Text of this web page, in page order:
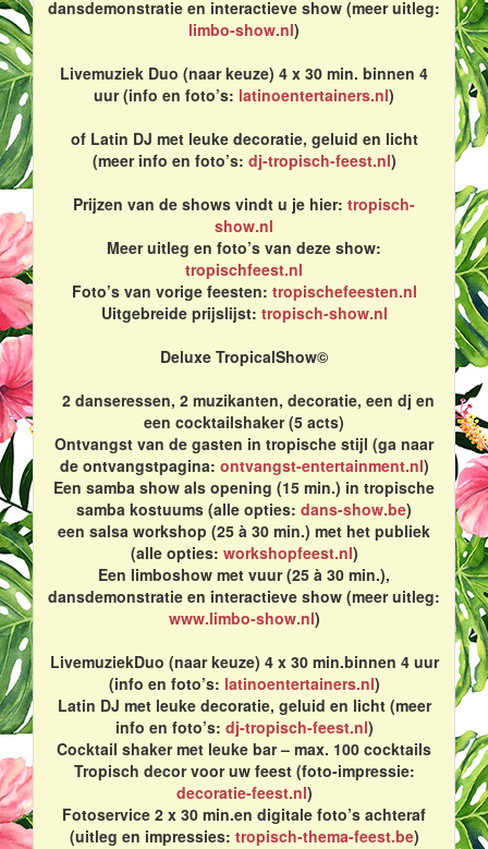
dansdemonstratie en interactieve show (meer uitleg:
limbo-show.nl)
Livemuziek Duo (naar keuze) 4 x 30 min. binnen 4
uur (info en foto’s: latinoentertainers.nl)
of Latin DJ met leuke decoratie, geluid en licht
(meer info en foto’s: dj-tropisch-feest.nl)
Prijzen van de shows vindt u je hier: tropisch-
show.nl
Meer uitleg en foto’s van deze show:
tropischfeest.nl
Foto’s van vorige feesten: tropischefeesten.nl
Uitgebreide prijslijst: tropisch-show.nl
Deluxe TropicalShow©
2 danseressen, 2 muzikanten, decoratie, een dj en
een cocktailshaker (5 acts)
Ontvangst van de gasten in tropische stijl (ga naar
de ontvangstpagina: ontvangst-entertainment.nl)
Een samba show als opening (15 min.) in tropische
samba kostuums (alle opties: dans-show.be)
een salsa workshop (25 à 30 min.) met het publiek
(alle opties: workshopfeest.nl)
Een limboshow met vuur (25 à 30 min.),
dansdemonstratie en interactieve show (meer uitleg:
www.limbo-show.nl)
LivemuziekDuo (naar keuze) 4 x 30 min.binnen 4 uur
(info en foto’s: latinoentertainers.nl)
Latin DJ met leuke decoratie, geluid en licht (meer
info en foto’s: dj-tropisch-feest.nl)
Cocktail shaker met leuke bar – max. 100 cocktails
Tropisch decor voor uw feest (foto-impressie:
decoratie-feest.nl)
Fotoservice 2 x 30 min.en digitale foto’s achteraf
(uitleg en impressies: tropisch-thema-feest.be)